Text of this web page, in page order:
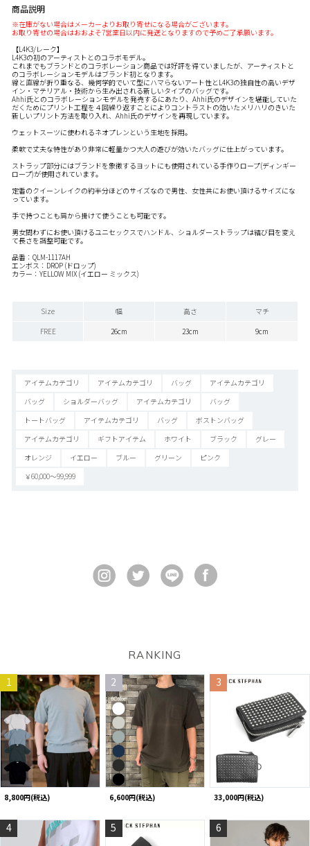
商品説明
※在庫がない場合はメーカーよりお取り寄せになる場合がございます。
お取り寄せの場合はおおよそ7営業日以内に発送となりますので予めご了承願います。
【L4K3/レーク】
L4K3の初のアーティストとのコラボモデル。
これまでもブランドとのコラボレーション商品では好評を得ていましたが、アーティストと
のコラボレーションモデルはブランド初となります。
線と直線が折り重なる、幾何学的でいて型にハマらないアート性とL4K3の独自性の高いデザ
イン・マテリアル・技術から生み出される新しいタイプのバッグです。
Ahhi氏とのコラボレーションモデルを発売するにあたり、Ahhi氏のデザインを堪能していた
だくためにプリント工程を４回繰り返すことによりコントラストの効いたメリハリのきいた
新しいプリント方法を取り入れ、Ahhi氏のデザインを再現しています。
ウェットスーツに使われるネオプレンという生地を採用。
柔軟で丈夫な特性があり非常に軽量かつ大人の遊びが効いたバッグに仕上がっています。
ストラップ部分にはブランドを象徴するヨットにも使用されている手作りロープ(ディンギー
ロープ)が使用されています。
定番のクイーンレイクの約半分ほどのサイズなので男性、女性共にお使い頂けるサイズにな
っています。
手で持つことも肩から掛けて使うことも可能です。
男女問わずにお使い頂けるユニセックスでハンドル、ショルダーストラップは結び目を変え
て長さを調整可能です。
品番：QLM-1117AH
エンボス：DROP (ドロップ)
カラー：YELLOW MIX (イエロー ミックス)
Size 幅 高さ
マチ
FREE
26cm 23cm 9cm
アイテムカテゴリ アイテムカテゴリ バッグ
アイテムカテゴリ
バッグ
ショルダーバッグ アイテムカテゴリ
バッグ
トートバッグ
アイテムカテゴリ バッグ
ボストンバッグ
アイテムカテゴリ
ギフトアイテム ホワイト ブラック
グレー
オレンジ
イエロー ブルー グリーン
ピンク
￥60,000～99,999
RANKING
1
8,800円(税込)
2
6,600円(税込)
3
33,000円(税込)
4 5 6